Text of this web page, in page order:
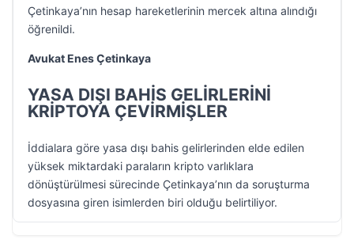
Çetinkaya’nın hesap hareketlerinin mercek altına alındığı
öğrenildi.
Avukat Enes Çetinkaya
YASA DIŞI BAHİS GELİRLERİNİ
KRİPTOYA ÇEVİRMİŞLER
İddialara göre yasa dışı bahis gelirlerinden elde edilen
yüksek miktardaki paraların kripto varlıklara
dönüştürülmesi sürecinde Çetinkaya’nın da soruşturma
dosyasına giren isimlerden biri olduğu belirtiliyor.